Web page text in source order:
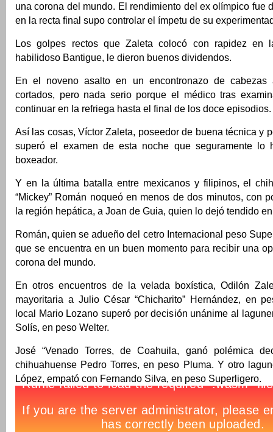
una corona del mundo. El rendimiento del ex olímpico fue
en la recta final supo controlar el ímpetu de su
Los golpes rectos que Zaleta colocó con rapidez en
habilidoso Bantigue, le dieron buenos dividendos.
En el noveno asalto en un encontronazo de cabezas
cortados, pero nada serio porque el médico tras
continuar en la refriega hasta el final de los doce episodios.
Así las cosas, Víctor Zaleta, poseedor de buena técnica y
superó el examen de esta noche que seguramente lo
boxeador.
Y en la última batalla entre mexicanos y filipinos, el
“Mickey” Román noqueó en menos de dos minutos, con
la región hepática, a Joan de Guia, quien lo dejó tendido
Román, quien se adueño del cetro Internacional peso
que se encuentra en un buen momento para recibir una
corona del mundo.
En otros encuentros de la velada boxística, Odilón
mayoritaria a Julio César “Chicharito” Hernández, en
local Mario Lozano superó por decisión unánime al
Solís, en peso Welter.
José “Venado Torres, de Coahuila, ganó polémica
chihuahuense Pedro Torres, en peso Pluma. Y otro
López, empató con Fernando Silva, en peso Superligero.